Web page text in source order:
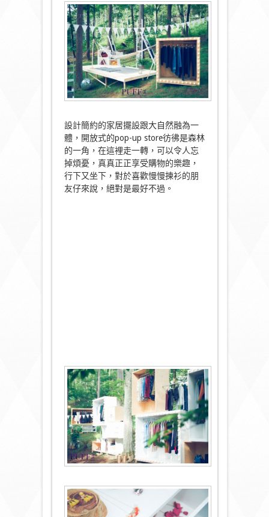
設計簡約的家居擺設跟大自然融為一
體，開放式的pop-up store彷彿是森林
的一角，在這裡走一轉，可以令人忘
掉煩憂，真真正正享受購物的樂趣，
行下又坐下，對於喜歡慢慢揀衫的朋
友仔來說，絕對是最好不過。